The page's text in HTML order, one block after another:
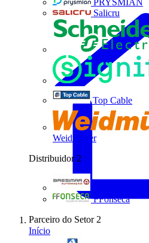
PRYSMIAN
Salicru
Top Cable
Weidmüller
Distribuidor 2
FFonseca
Parceiro do Setor 2
Início